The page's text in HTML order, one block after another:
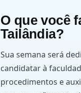
O que você
Tailândia?
Sua semana será
candidatar à
procedimentos e